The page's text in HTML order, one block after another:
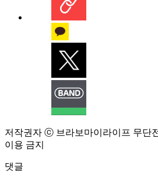
저작권자 ⓒ 브라보마이라이프 무단
이용 금지
댓글